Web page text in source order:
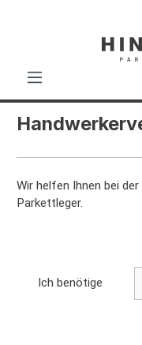
Wir helfen Ihnen bei
Parkettleger.
Ich benötige